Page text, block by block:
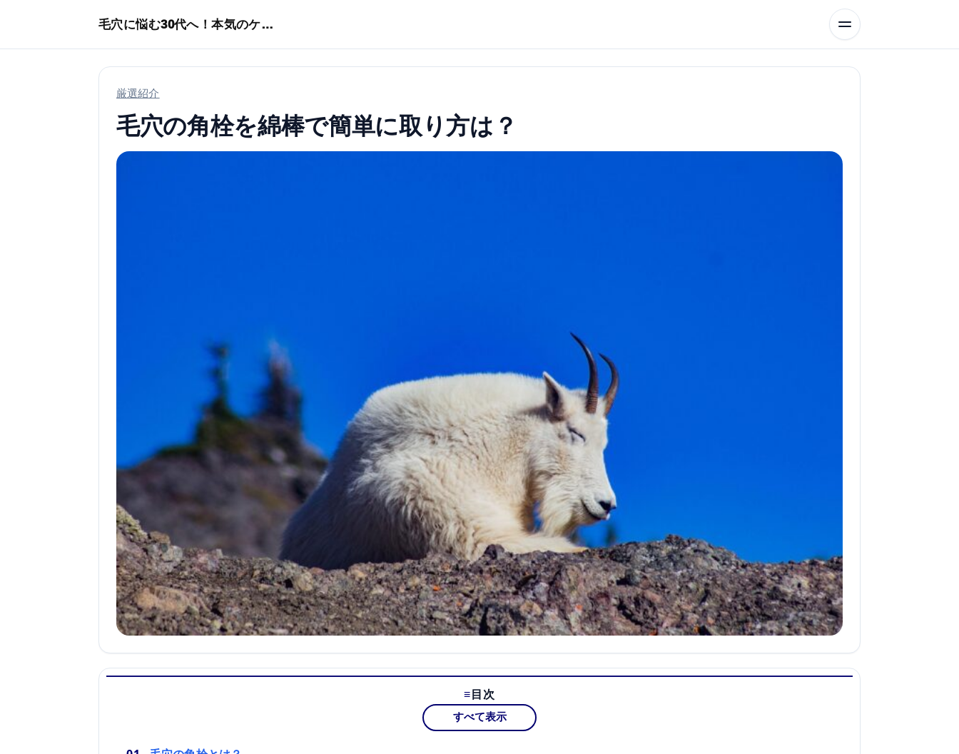
毛穴に悩む30代へ！本気のケア術特集
厳選紹介
毛穴の角栓を綿棒で簡単に取り方は？
目次
すべて表示